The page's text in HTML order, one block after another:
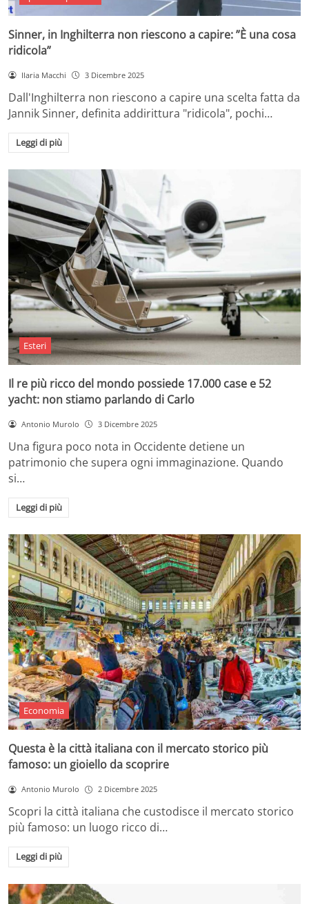
Sinner, in Inghilterra non riescono a capire: ”È una cosa
ridicola”
Ilaria Macchi 3 Dicembre 2025
Dall'Inghilterra non riescono a capire una scelta fatta da
Jannik Sinner, definita addirittura "ridicola", pochi…
Leggi di più
Esteri
Il re più ricco del mondo possiede 17.000 case e 52
yacht: non stiamo parlando di Carlo
Antonio Murolo 3 Dicembre 2025
Una figura poco nota in Occidente detiene un
patrimonio che supera ogni immaginazione. Quando
si…
Leggi di più
Economia
Questa è la città italiana con il mercato storico più
famoso: un gioiello da scoprire
Antonio Murolo 2 Dicembre 2025
Scopri la città italiana che custodisce il mercato storico
più famoso: un luogo ricco di…
Leggi di più